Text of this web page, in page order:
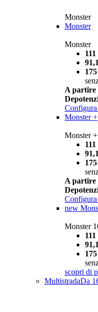
Monster
Monster
Monster
A partire
Configura
Monster +
Monster +
A partire
Configura
new
Monster
scopri di
MultistradaDa